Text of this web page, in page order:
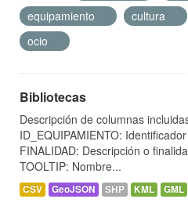
equipamiento
cultura
ocio
Bibliotecas
Descripción de columnas
ID_EQUIPAMIENTO:
FINALIDAD: Descripción o
TOOLTIP: Nombre...
CSV GeoJSON SHP KML GML